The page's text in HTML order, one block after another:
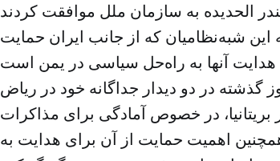
شبه‌نظامیان که از جانب ایران حمایت
گذشته در دو دیدار جداگانه خود در ریاض
بریتانیا، در خصوص آمادگی برای مذاکرات
اهمیت حمایت از آن برای هدایت به